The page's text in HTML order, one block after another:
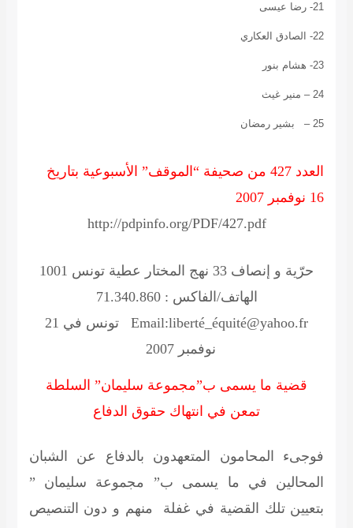
21- رضا عيسى
22- الصادق العكاري
23- هشام بنور
24 – منير غيث
25 – بشير رمضان
العدد 427 من صحيفة “الموقف” الأسبوعية بتاريخ
16 نوفمبر 2007
http://pdpinfo.org/PDF/427.pdf
حرّية و إنصاف
33 نهج المختار عطية تونس 1001
الهاتف/الفاكس : 71.340.860
Email:liberté_équité@yahoo.fr
تونس في 21
نوفمبر 2007
قضية ما يسمى ب”مجموعة سليمان” السلطة
تمعن في انتهاك حقوق الدفاع
فوجىء المحامون المتعهدون بالدفاع عن الشبان
المحالين في ما يسمى ب” مجموعة سليمان ”
بتعيين تلك القضية في غفلة منهم و دون التنصيص